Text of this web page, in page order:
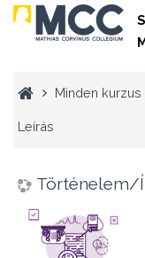
Minden kurzus
Leírás
Történelem/